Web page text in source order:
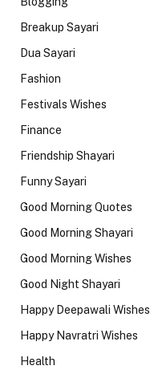
Breakup Sayari
Dua Sayari
Fashion
Festivals Wishes
Finance
Friendship Shayari
Funny Sayari
Good Morning Quotes
Good Morning Shayari
Good Morning Wishes
Good Night Shayari
Happy Deepawali Wishes
Happy Navratri Wishes
Health